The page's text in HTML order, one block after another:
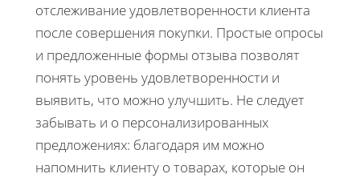
отслеживание удовлетворенности клиента
после совершения покупки. Простые опросы
и предложенные формы отзыва позволят
понять уровень удовлетворенности и
выявить, что можно улучшить. Не следует
забывать и о персонализированных
предложениях: благодаря им можно
напомнить клиенту о товарах, которые он